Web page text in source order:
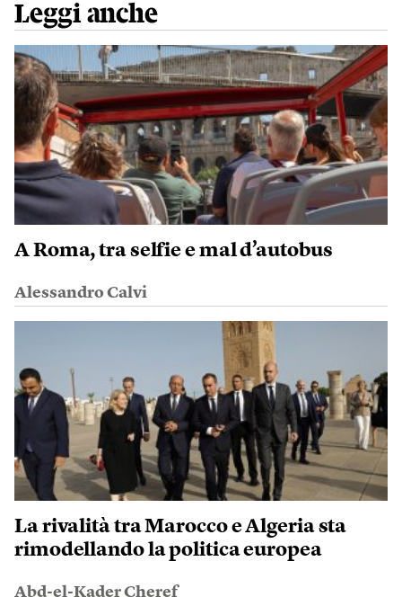
Leggi anche
A Roma, tra selfie e mal d’autobus
Alessandro Calvi
La rivalità tra Marocco e Algeria sta
rimodellando la politica europea
Abd-el-Kader Cheref